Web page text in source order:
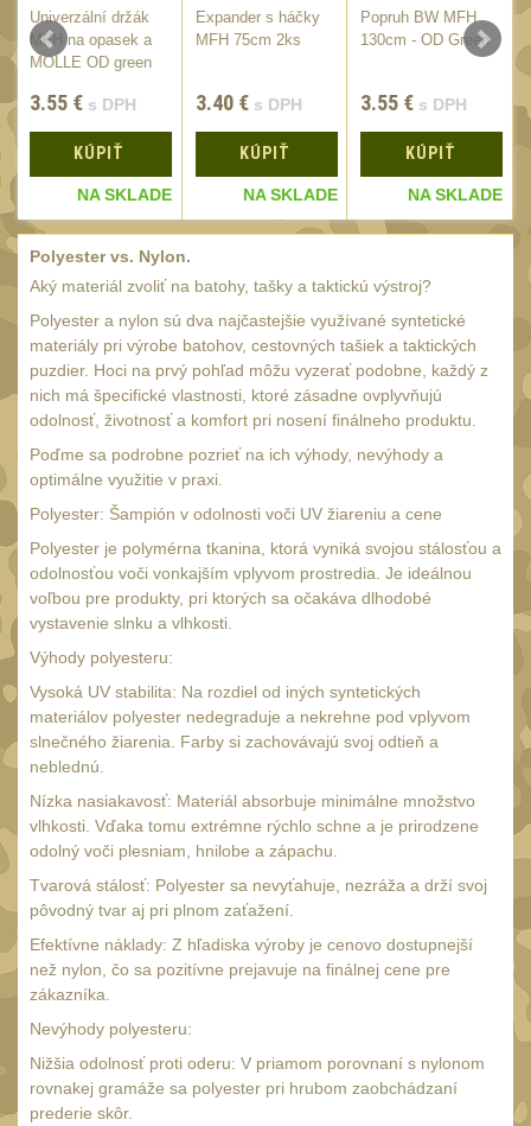
Monokuláry
Kolimátory53
Zvětšovací moduly5
LPVO
Na vzduchovku
Na kuše
Velký oční reliéf
Na dlouhé
vzdálenosti
13
Multi-range 32
Krátka a střední
vzdálenost16
Príslušenstvo pre
optiku9
UTG 45
Accushot7
Accushot Precision 3
Hunter 6
BugBuster
Kolimátory16
Schmidt&Bender 3
Delta Optical2
Vector Optics5
ČIŠTĚNÍ A ÚDRŽBA
Čištění
AR15 14
Univerzální držák
MFH na opasek a
MOLLE OD green
3.55 € s DPH
KÚPIŤ
NA SKLADE
Expander s háčky
MFH 75cm 2ks
3.40 € s DPH
KÚPIŤ
NA SKLADE
Popruh BW MFH
130cm - OD Green
3.55 € s DPH
KÚPIŤ
NA SKLADE
Polyester vs. Nylon.
Aký materiál zvoliť na batohy, tašky a taktickú výstroj?
Polyester a nylon sú dva najčastejšie využívané syntetické
materiály pri výrobe batohov, cestovných tašiek a taktických
puzdier. Hoci na prvý pohľad môžu vyzerať podobne, každý z
nich má špecifické vlastnosti, ktoré zásadne ovplyvňujú
odolnosť, životnosť a komfort pri nosení finálneho produktu.
Poďme sa podrobne pozrieť na ich výhody, nevýhody a
optimálne využitie v praxi.
Polyester: Šampión v odolnosti voči UV žiareniu a cene
Polyester je polymérna tkanina, ktorá vyniká svojou stálosťou a
odolnosťou voči vonkajším vplyvom prostredia. Je ideálnou
voľbou pre produkty, pri ktorých sa očakáva dlhodobé
vystavenie slnku a vlhkosti.
Výhody polyesteru:
Vysoká UV stabilita: Na rozdiel od iných syntetických
materiálov polyester nedegraduje a nekrehne pod vplyvom
slnečného žiarenia. Farby si zachovávajú svoj odtieň a
neblednú.
Nízka nasiakavosť: Materiál absorbuje minimálne množstvo
vlhkosti. Vďaka tomu extrémne rýchlo schne a je prirodzene
odolný voči plesniam, hnilobe a zápachu.
Tvarová stálosť: Polyester sa nevyťahuje, nezráža a drží svoj
pôvodný tvar aj pri plnom zaťažení.
Efektívne náklady: Z hľadiska výroby je cenovo dostupnejší
než nylon, čo sa pozitívne prejavuje na finálnej cene pre
zákazníka.
Nevýhody polyesteru:
Nižšia odolnosť proti oderu: V priamom porovnaní s nylonom
rovnakej gramáže sa polyester pri hrubom zaobchádzaní
prederie skôr.